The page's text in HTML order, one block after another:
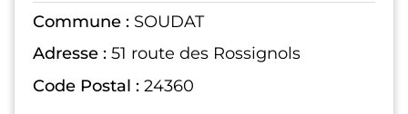
Commune : SOUDAT
Adresse : 51 route des Rossignols
Code Postal : 24360